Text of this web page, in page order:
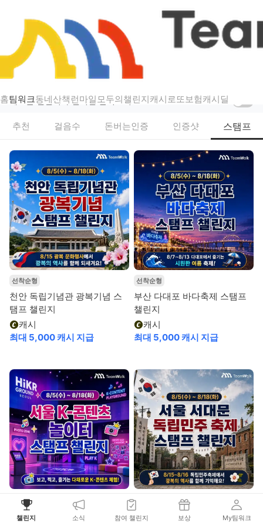
홈팀워크동네산책 런마일모두의챌린지캐시로또보험캐시딜
챌린지
팀워크 — 걷기·스탬프·인증샷 리워드 챌린지
새로운 챌린지가 열리면 알려드려요
추천 걸음수 돈버는인증 인증샷 스탬프
선착순형
천안 독립기념관 광복기념 스
탬프 챌린지
캐시
최대 5,000 캐시 지급
선착순형
부산 다대포 바다축제 스탬프
챌린지
캐시
최대 5,000 캐시 지급
선착순형
서울 K-콘텐츠 놀이터 스탬프
서울 서대문독립민주 축제 스
챌린지 소식 참여 챌린지 보상 My팀워크